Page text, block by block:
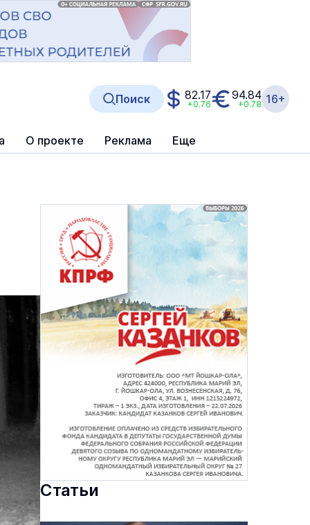
О проекте Реклама Еще
Поиск 82.17
+0.76
94.84
+0.78 16+
Статьи